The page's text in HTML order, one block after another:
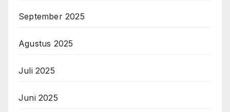
September 2025
Agustus 2025
Juli 2025
Juni 2025